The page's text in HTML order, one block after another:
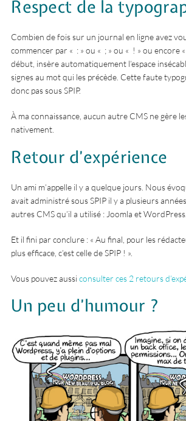
Respect de la
Combien de fois sur un journal en ligne avez
commencer par « : » ou « ; » ou « ! » ou encore «
début, insère automatiquement l’espace
signes au mot qui les précède. Cette faute
donc pas sous SPIP.
À ma connaissance, aucun autre CMS ne gère
nativement.
Retour d’expérience
Un ami m’appelle il y a quelque jours. Nous
avait administré sous SPIP il y a plusieurs
autres CMS qu’il a utilisé : Joomla et WordPress.
Et il fini par conclure :
Au final, pour les
plus efficace, c’est celle de SPIP !
Vous pouvez aussiconsulter ces 2 retours
Un peu d’humour ?